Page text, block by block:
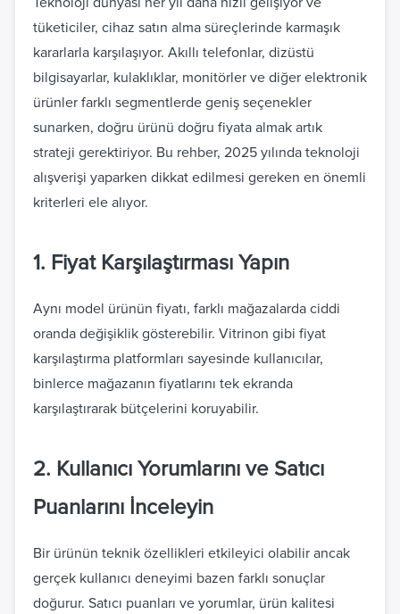
tüketiciler, cihaz satın alma süreçlerinde karmaşık
kararlarla karşılaşıyor. Akıllı telefonlar, dizüstü
bilgisayarlar, kulaklıklar, monitörler ve diğer elektronik
ürünler farklı segmentlerde geniş seçenekler
sunarken, doğru ürünü doğru fiyata almak artık
strateji gerektiriyor. Bu rehber, 2025 yılında teknoloji
alışverişi yaparken dikkat edilmesi gereken en önemli
kriterleri ele alıyor.
1. Fiyat Karşılaştırması Yapın
Aynı model ürünün fiyatı, farklı mağazalarda ciddi
oranda değişiklik gösterebilir. Vitrinon gibi fiyat
karşılaştırma platformları sayesinde kullanıcılar,
binlerce mağazanın fiyatlarını tek ekranda
karşılaştırarak bütçelerini koruyabilir.
2. Kullanıcı Yorumlarını ve Satıcı
Puanlarını İnceleyin
Bir ürünün teknik özellikleri etkileyici olabilir ancak
gerçek kullanıcı deneyimi bazen farklı sonuçlar
doğurur. Satıcı puanları ve yorumlar, ürün kalitesi